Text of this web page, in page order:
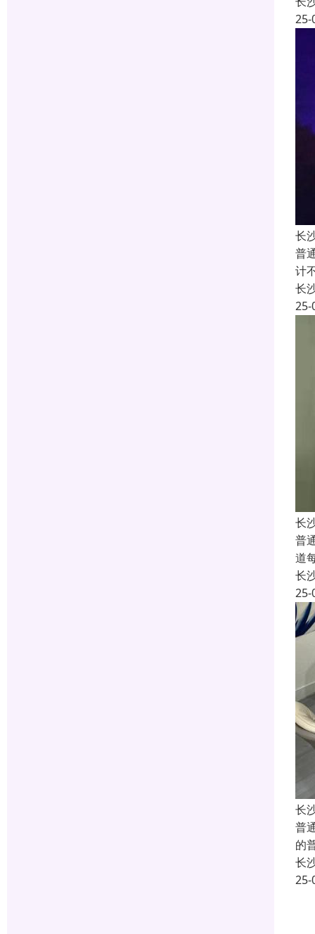
25-
长
普
计
长
25-
长
普
道
长
25-
长
普
的
长
25-